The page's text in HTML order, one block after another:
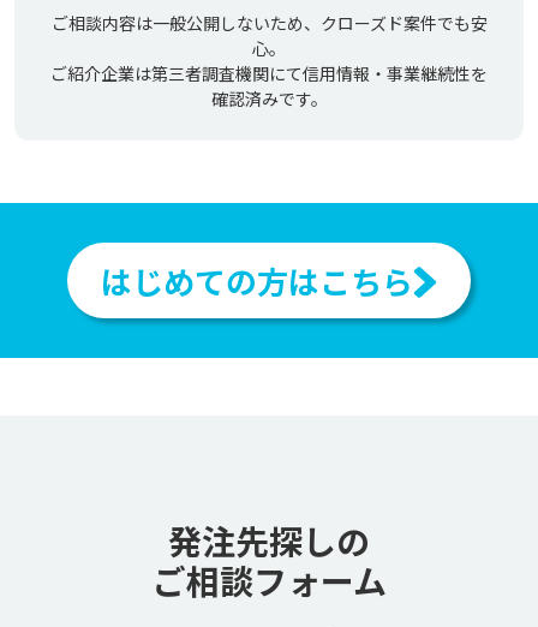
ご相談内容は一般公開しないため、クローズド案件でも安
心。
ご紹介企業は第三者調査機関にて信用情報・事業継続性を
確認済みです。
はじめての方はこちら
発注先探しの
ご相談フォーム